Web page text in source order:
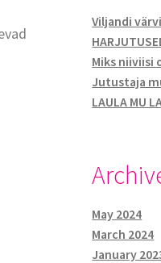
Viljandi
Miks niiviisi
Jutustaja
LAULA MU
May 2024
March 2024
January